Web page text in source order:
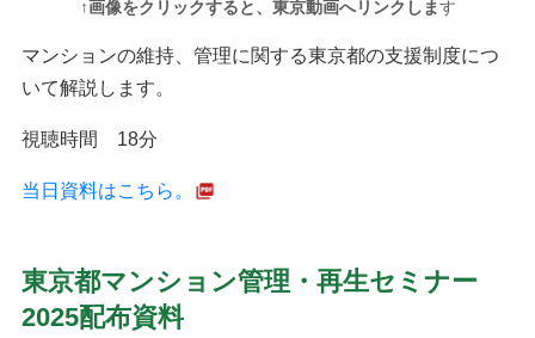
↑画像をクリックすると、東京動画へリンクします
マンションの維持、管理に関する東京都の支援制度につ
いて解説します。
視聴時間 18分
当日資料はこちら。
東京都マンション管理・再生セミナー
2025配布資料